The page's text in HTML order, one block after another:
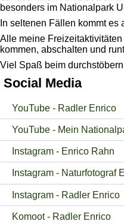
besonders im Nationalpark
In seltenen Fällen kommt
Alle meine
kommen, abschalten und
Viel Spaß beim
Social Media
YouTube - Radler Enrico
YouTube - Mein
Instagram - Enrico Rahn
Instagram - Naturfotograf
Instagram - Radler Enrico
Komoot - Radler Enrico